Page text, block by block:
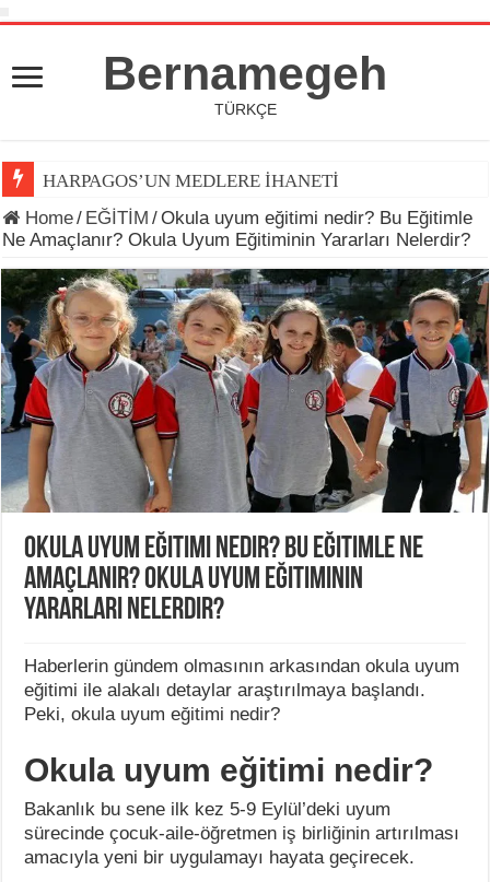
Bernamegeh
TÜRKÇE
HARPAGOS’UN MEDLERE İHANETİ
Home/ EĞİTİM /Okula uyum eğitimi nedir? Bu Eğitimle
Ne Amaçlanır? Okula Uyum Eğitiminin Yararları Nelerdir?
Okula uyum eğitimi nedir? Bu Eğitimle Ne
Amaçlanır? Okula Uyum Eğitiminin
Yararları Nelerdir?
Haberlerin gündem olmasının arkasından okula uyum
eğitimi ile alakalı detaylar araştırılmaya başlandı.
Peki, okula uyum eğitimi nedir?
Okula uyum eğitimi nedir?
Bakanlık bu sene ilk kez 5-9 Eylül’deki uyum
sürecinde çocuk-aile-öğretmen iş birliğinin artırılması
amacıyla yeni bir uygulamayı hayata geçirecek.